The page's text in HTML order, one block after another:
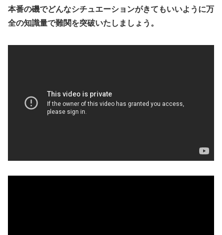
本番の磯でどんなシチュエーションがきてもいいように万
全の知識量で難関を突破いたしましょう。